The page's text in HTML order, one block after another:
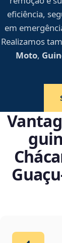
eficiência,
em
Realizamos
Moto,